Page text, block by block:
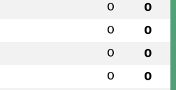
0 0
0 0
0 0
0 0